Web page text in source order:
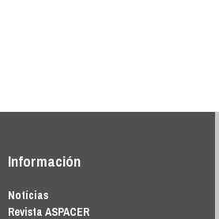
Información
Notícias
Revista ASPACER